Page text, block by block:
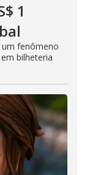
1
um fenômeno
bilheteria